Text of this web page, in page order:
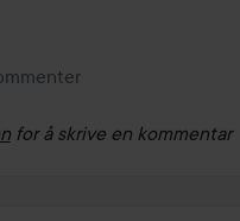
for å skrive en kommentar